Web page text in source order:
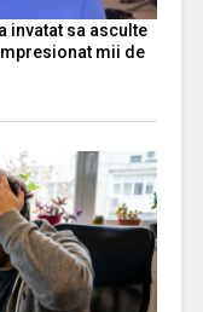
invatat sa asculte
mii de